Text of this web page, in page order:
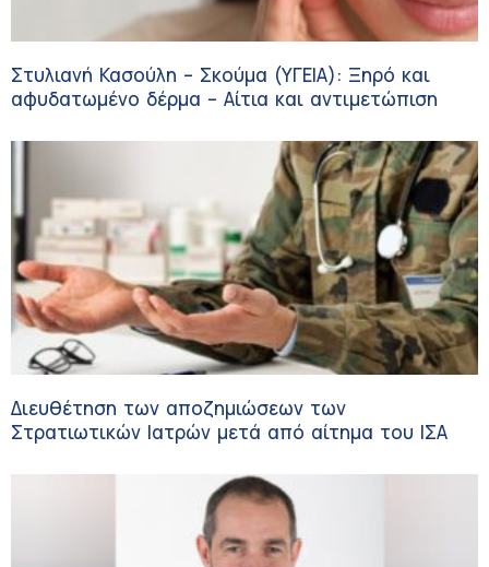
Στυλιανή Κασούλη – Σκούμα (ΥΓΕΙΑ): Ξηρό και
αφυδατωμένο δέρμα – Αίτια και αντιμετώπιση
Διευθέτηση των αποζημιώσεων των
Στρατιωτικών Ιατρών μετά από αίτημα του ΙΣΑ